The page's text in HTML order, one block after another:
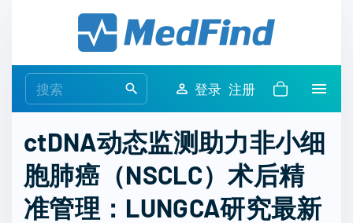
e
r
c
h
f
登录 注册
ctDNA动态监测助力非小细
胞肺癌（NSCLC）术后精
准管理：LUNGCA研究最新